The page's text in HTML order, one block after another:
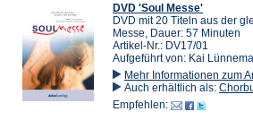
DVD 'Soul Messe'
DVD mit 20 Titeln aus der
Messe, Dauer: 57 Minuten
Artikel-Nr.: DV17/01
Aufgeführt von: Kai
Mehr Informationen zum
Auch erhältlich als:
Empfehlen: